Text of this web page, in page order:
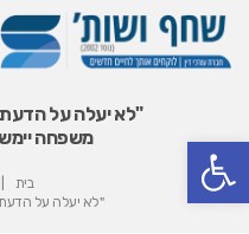
פתח סרגל נגישות
"לא יעלה על
משפחה
בית
"לא יעלה על הדעת